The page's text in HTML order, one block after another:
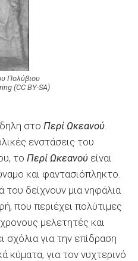
Πολύβιου
(CC BY-SA)
στο Περί Ωκεανού
ενστάσεις του
το Περί Ωκεανού είναι
και φαντασιόπληκτο.
δείχνουν μια νηφάλια
που περιέχει πολύτιμες
μελετητές και
σχόλια για την επίδραση
κύματα, για τον νυχτερινό